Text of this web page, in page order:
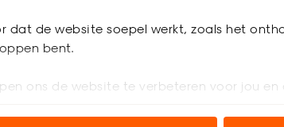
dat de website soepel werkt, zoals het
bent.
ons de website te verbeteren voor jou en
31.
-
Binnen 2-3 werkdagen bezorgd